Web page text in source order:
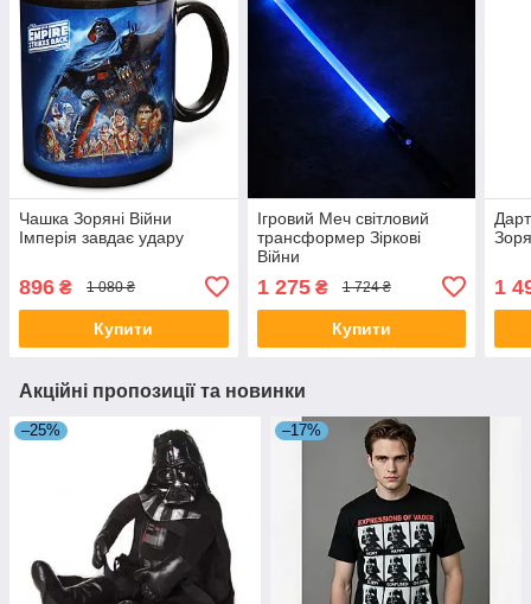
Чашка Зоряні Війни
Імперія завдає удару
896 ₴ 1 080 ₴
Купити
Ігровий Меч світловий
трансформер Зіркові
Війни
1 275₴ 1 724 ₴
Купити
1
Акційні пропозиції та новинки
–25% –17%